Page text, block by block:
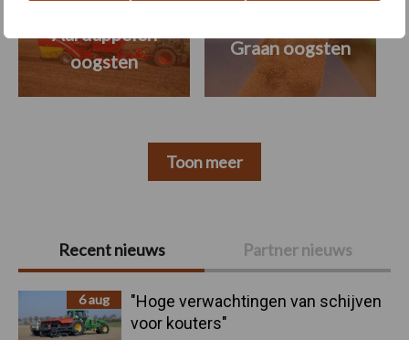
Primaire
Sidebar
Recent nieuws Partner nieuws
6 aug
"Hoge verwachtingen van schijven
voor kouters"
Aardappelen
oogsten
Graan oogsten
Toon meer